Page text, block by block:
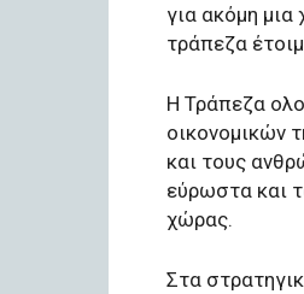
για ακόμη μια
τράπεζα
Η Τράπεζα
οικονομικών
και τους
εύρωστα και
χώρας.
Στα